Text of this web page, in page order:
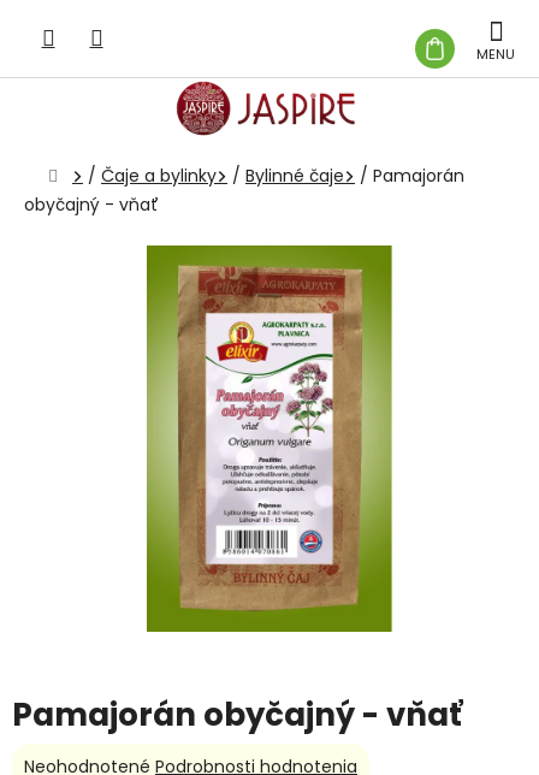
obsah
KOŠÍK
Domov
/ Čaje a bylinky / Bylinné čaje / Pamajorán
obyčajný - vňať
Pamajorán obyčajný - vňať
Priemerné
Neohodnotené Podrobnosti hodnotenia